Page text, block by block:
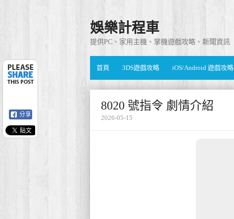
娛樂計程車
提供PC、家用主機、掌機遊戲攻略、新聞資訊
首頁 3DS遊戲攻略 iOS/Android 遊戲攻略
8020 號指令 劇情介紹
2026-05-15
分享